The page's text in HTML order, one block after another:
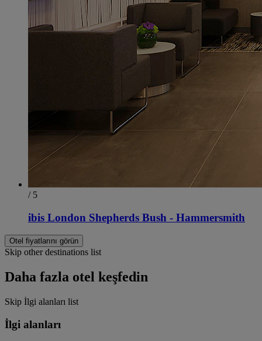
/ 5
ibis London Shepherds Bush - Hammersmith
Otel fiyatlarını görün
Skip other destinations list
Daha fazla otel keşfedin
Skip İlgi alanları list
İlgi alanları